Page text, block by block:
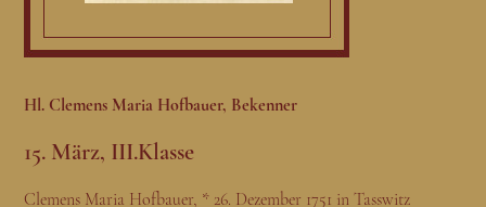
Hl. Clemens Maria Hofbauer, Bekenner
15. März, III.Klasse
Clemens Maria Hofbauer, * 26. Dezember 1751 in Tasswitz